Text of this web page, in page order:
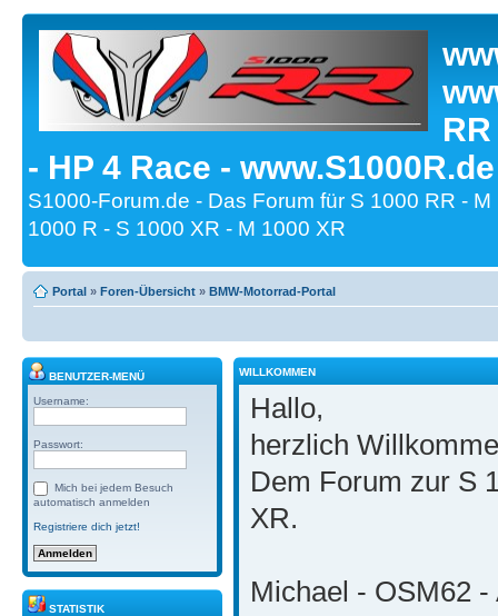
- HP 4 Race -
S1000-Forum.de - Das Forum für S 1000 RR -
1000 R - S 1000 XR - M 1000 XR
Portal » Foren-Übersicht » BMW-Motorrad-Portal
BENUTZER-MENÜ
Username:
Passwort:
Mich bei jedem Besuch
automatisch anmelden
Registriere dich jetzt!
STATISTIK
WILLKOMMEN
Hallo,
herzlich
Dem Forum zur S
XR.
Michael - OSM62